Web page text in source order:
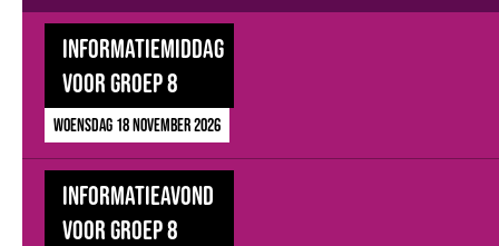
Informatiemiddag
voor groep 8
woensdag 18 november 2026
Informatieavond
voor groep 8